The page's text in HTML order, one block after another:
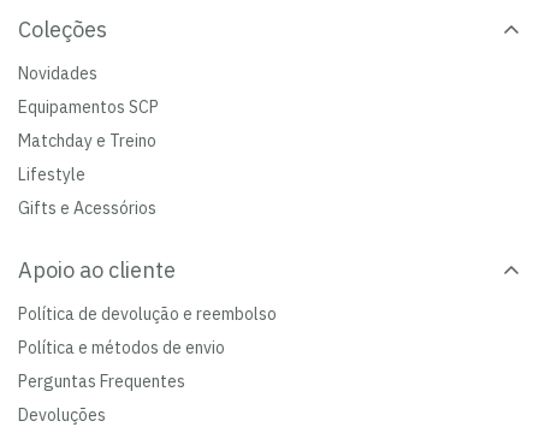
Coleções
Novidades
Equipamentos SCP
Matchday e Treino
Lifestyle
Gifts e Acessórios
Apoio ao cliente
Política de devolução e reembolso
Política e métodos de envio
Perguntas Frequentes
Devoluções